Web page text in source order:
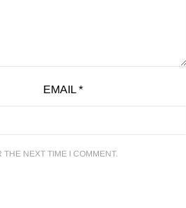
EMAIL *
NEXT TIME I COMMENT.